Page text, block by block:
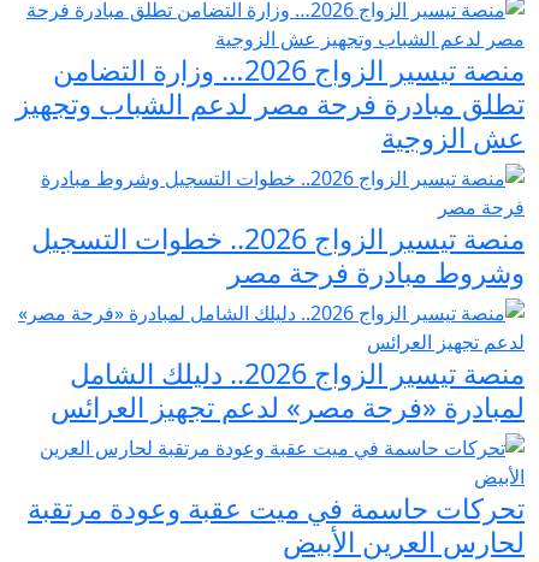
منصة تيسير الزواج 2026… وزارة التضامن
تطلق مبادرة فرحة مصر لدعم الشباب وتجهيز
عش الزوجية
منصة تيسير الزواج 2026.. خطوات التسجيل
وشروط مبادرة فرحة مصر
منصة تيسير الزواج 2026.. دليلك الشامل
لمبادرة «فرحة مصر» لدعم تجهيز العرائس
تحركات حاسمة في ميت عقبة وعودة مرتقبة
لحارس العرين الأبيض